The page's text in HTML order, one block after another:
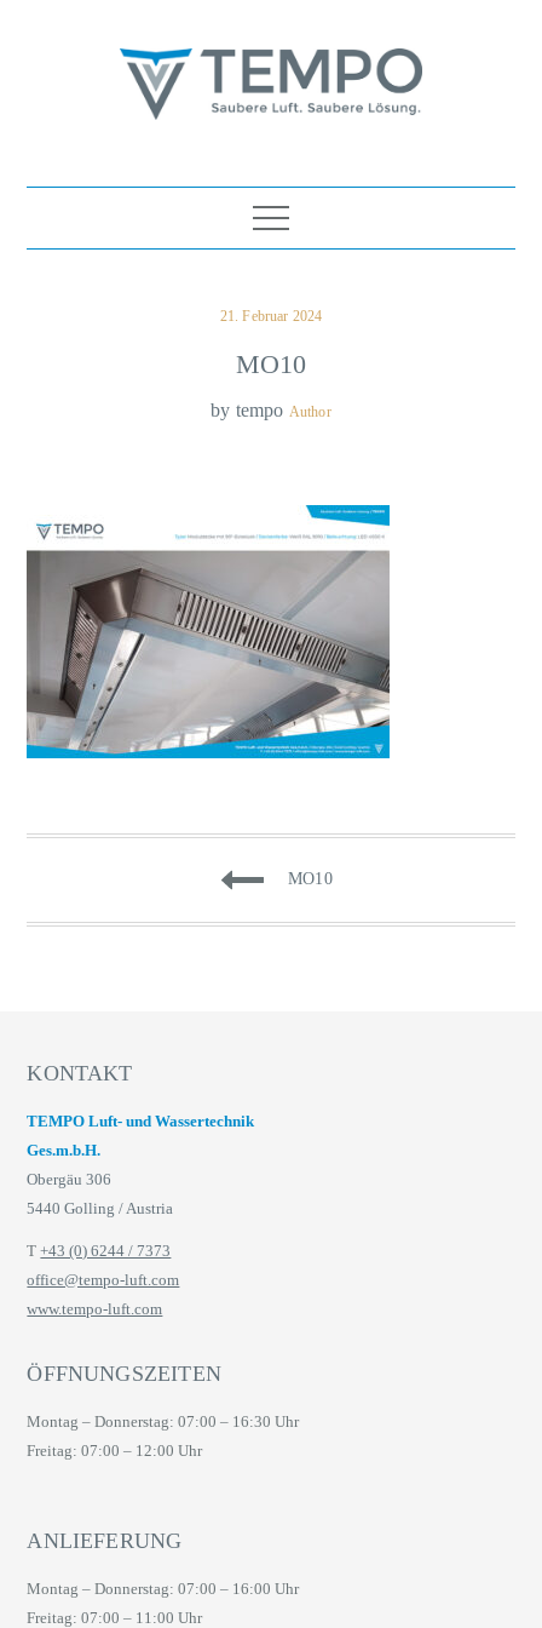
Wassertechnik Ges.m.b.H.
Posted
21. Februar 2024
MO10
by tempo Author
MO10
KONTAKT
TEMPO Luft- und Wassertechnik
Ges.m.b.H.
Obergäu 306
5440 Golling / Austria
T+43 (0) 6244 / 7373
office@tempo-luft.com
www.tempo-luft.com
ÖFFNUNGSZEITEN
Montag – Donnerstag: 07:00 – 16:30 Uhr
Freitag: 07:00 – 12:00 Uhr
ANLIEFERUNG
Montag – Donnerstag: 07:00 – 16:00 Uhr
Freitag: 07:00 – 11:00 Uhr